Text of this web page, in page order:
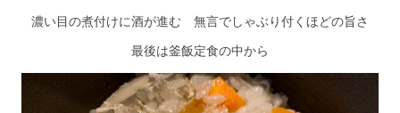
濃い目の煮付けに酒が進む 無言でしゃぶり付くほどの旨さ
最後は釜飯定食の中から